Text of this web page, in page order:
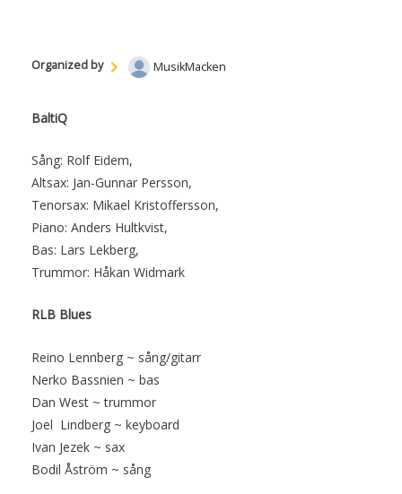
Organized by MusikMacken
BaltiQ
Sång: Rolf Eidem,
Altsax: Jan-Gunnar Persson,
Tenorsax: Mikael Kristoffersson,
Piano: Anders Hultkvist,
Bas: Lars Lekberg,
Trummor: Håkan Widmark
RLB Blues
Reino Lennberg ~ sång/gitarr
Nerko Bassnien ~ bas
Dan West ~ trummor
Joel Lindberg ~ keyboard
Ivan Jezek ~ sax
Bodil Åström ~ sång